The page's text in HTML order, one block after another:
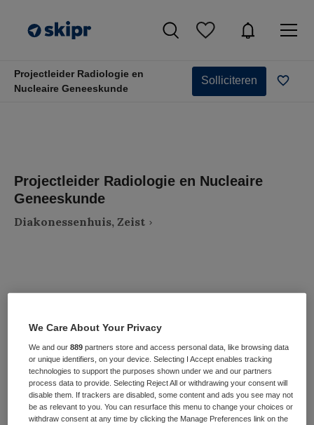
Projectleider Radiologie en
Nucleaire Geneeskunde
Solliciteren
Projectleider Radiologie en Nucleaire
Geneeskunde
Diakonessenhuis, Zeist
Zorgmanagement Projectleider
Ziekenhuis
AANSTELLING
Tijdelijk met uitzicht op vast
PLAATSINGSDATUM
12 mei 2026
NIVEAU
HBO
We Care About Your Privacy
We and our889 partners store and access personal data, like browsing data
or unique identifiers, on your device. Selecting I Accept enables tracking
technologies to support the purposes shown under we and our partners
process data to provide. Selecting Reject All or withdrawing your consent will
disable them. If trackers are disabled, some content and ads you see may not
be as relevant to you. You can resurface this menu to change your choices or
withdraw consent at any time by clicking the Manage Preferences link on the